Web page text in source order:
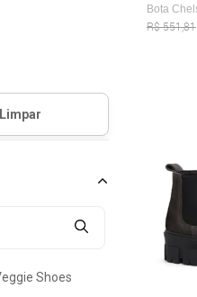
Shoes
R$ 551,81